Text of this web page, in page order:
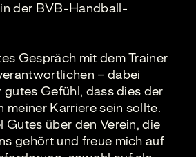
der BVB-Handball-
Gespräch mit dem Trainer
– dabei
gutes Gefühl, dass dies der
meiner Karriere sein sollte.
Gutes über den Verein, die
gehört und freue mich auf